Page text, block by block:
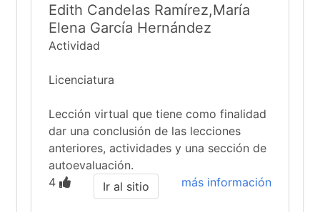
Edith Candelas Ramírez,María
Elena García Hernández
Actividad
Licenciatura
Lección virtual que tiene como finalidad
dar una conclusión de las lecciones
anteriores, actividades y una sección de
autoevaluación.
4
más información
Ir al sitio